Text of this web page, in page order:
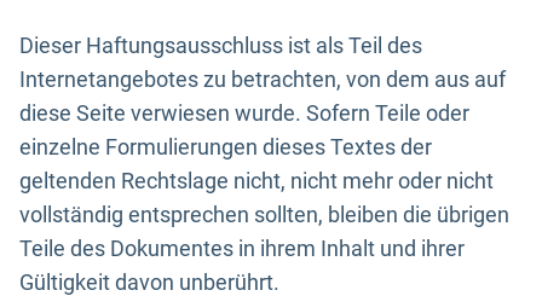
Dieser Haftungsausschluss ist als Teil des
Internetangebotes zu betrachten, von dem aus auf
diese Seite verwiesen wurde. Sofern Teile oder
einzelne Formulierungen dieses Textes der
geltenden Rechtslage nicht, nicht mehr oder nicht
vollständig entsprechen sollten, bleiben die übrigen
Teile des Dokumentes in ihrem Inhalt und ihrer
Gültigkeit davon unberührt.